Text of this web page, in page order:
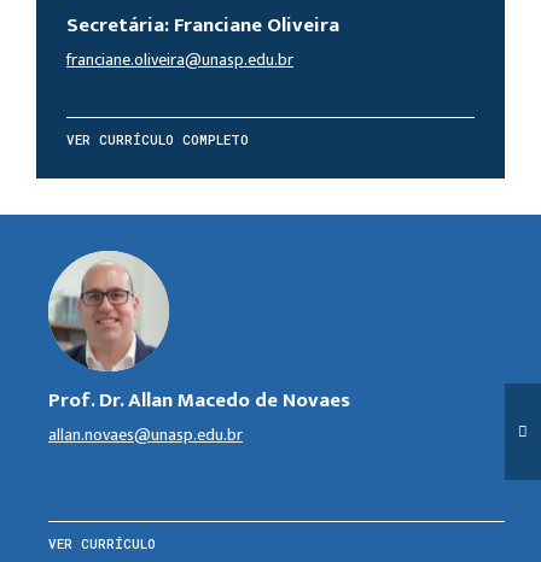
Secretária: Franciane Oliveira
franciane.oliveira@unasp.edu.br
VER CURRÍCULO COMPLETO
Prof. Dr. Allan Macedo de Novaes
allan.novaes@unasp.edu.br
VER CURRÍCULO